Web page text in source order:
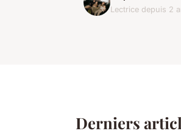
Lectrice depuis 2
Derniers